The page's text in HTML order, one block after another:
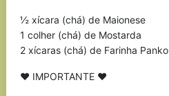
½ xícara (chá) de Maionese
1 colher (chá) de Mostarda
2 xícaras (chá) de Farinha Panko
♥ IMPORTANTE ♥